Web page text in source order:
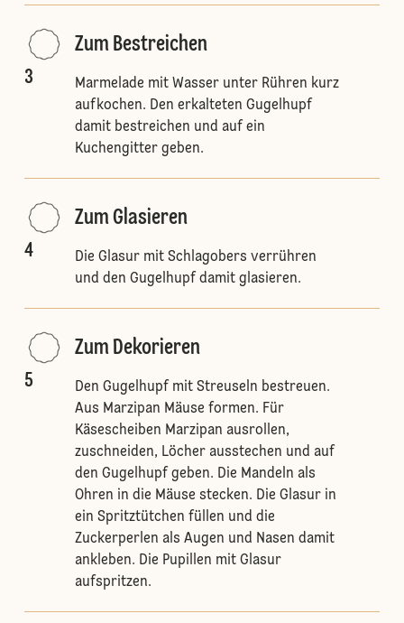
3
Zum Bestreichen
Marmelade mit Wasser unter Rühren kurz
aufkochen. Den erkalteten Gugelhupf
damit bestreichen und auf ein
Kuchengitter geben.
4
Zum Glasieren
Die Glasur mit Schlagobers verrühren
und den Gugelhupf damit glasieren.
5
Zum Dekorieren
Den Gugelhupf mit Streuseln bestreuen.
Aus Marzipan Mäuse formen. Für
Käsescheiben Marzipan ausrollen,
zuschneiden, Löcher ausstechen und auf
den Gugelhupf geben. Die Mandeln als
Ohren in die Mäuse stecken. Die Glasur in
ein Spritztütchen füllen und die
Zuckerperlen als Augen und Nasen damit
ankleben. Die Pupillen mit Glasur
aufspritzen.